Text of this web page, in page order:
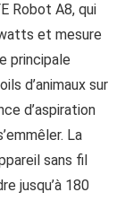
Robot A8, qui
et mesure
principale
d’animaux sur
d’aspiration
La
sans fil
jusqu’à 180